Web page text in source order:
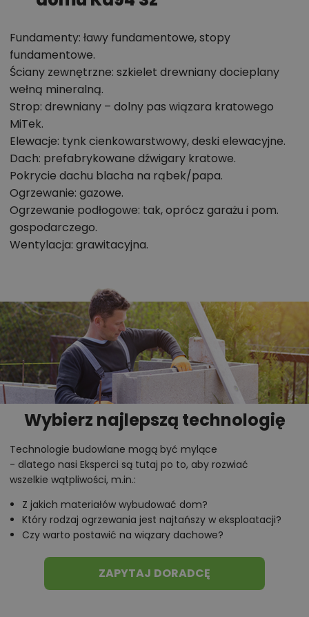
Fundamenty: ławy fundamentowe, stopy
fundamentowe.
Ściany zewnętrzne: szkielet drewniany docieplany
wełną mineralną.
Strop: drewniany – dolny pas wiązara kratowego
MiTek.
Elewacje: tynk cienkowarstwowy, deski elewacyjne.
Dach: prefabrykowane dźwigary kratowe.
Pokrycie dachu blacha na rąbek/papa.
Ogrzewanie: gazowe.
Ogrzewanie podłogowe: tak, oprócz garażu i pom.
gospodarczego.
Wentylacja: grawitacyjna.
Wybierz najlepszą technologię
Technologie budowlane mogą być mylące
- dlatego nasi Eksperci są tutaj po to, aby rozwiać
wszelkie wątpliwości, m.in.:
Z jakich materiałów wybudować dom?
Który rodzaj ogrzewania jest najtańszy w eksploatacji?
Czy warto postawić na wiązary dachowe?
ZAPYTAJ DORADCĘ